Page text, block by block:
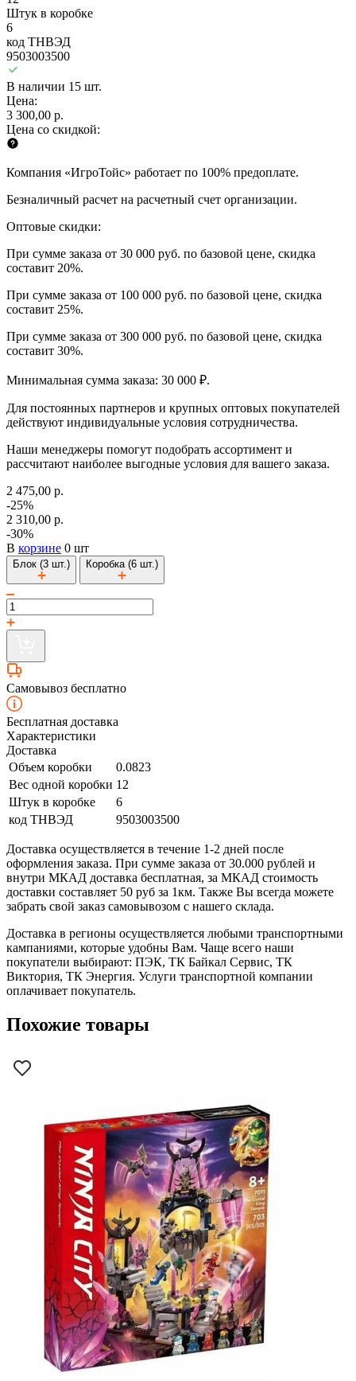
Штук в коробке
6
код ТНВЭД
9503003500
В наличии 15 шт.
Цена:
3 300,00 р.
Цена со скидкой:
Компания «ИгроТойс» работает по 100% предоплате.
Безналичный расчет на расчетный счет организации.
Оптовые скидки:
При сумме заказа от 30 000 руб. по базовой цене, скидка
составит 20%.
При сумме заказа от 100 000 руб. по базовой цене, скидка
составит 25%.
При сумме заказа от 300 000 руб. по базовой цене, скидка
составит 30%.
Минимальная сумма заказа: 30 000 ₽.
Для постоянных партнеров и крупных оптовых покупателей
действуют индивидуальные условия сотрудничества.
Наши менеджеры помогут подобрать ассортимент и
рассчитают наиболее выгодные условия для вашего заказа.
2 475,00 р.
-25%
2 310,00 р.
-30%
В корзине 0 шт
Блок (3 шт.) Коробка (6 шт.)
Самовывоз бесплатно
Бесплатная доставка
Характеристики
Доставка
Объем коробки
0.0823
Вес одной коробки 12
Штук в коробке
6
код ТНВЭД
9503003500
Доставка осуществляется в течение 1-2 дней после
оформления заказа. При сумме заказа от 30.000 рублей и
внутри МКАД доставка бесплатная, за МКАД стоимость
доставки составляет 50 руб за 1км. Также Вы всегда можете
забрать свой заказ самовывозом с нашего склада.
Доставка в регионы осуществляется любыми транспортными
кампаниями, которые удобны Вам. Чаще всего наши
покупатели выбирают: ПЭК, ТК Байкал Сервис, ТК
Виктория, ТК Энергия. Услуги транспортной компании
оплачивает покупатель.
Похожие товары